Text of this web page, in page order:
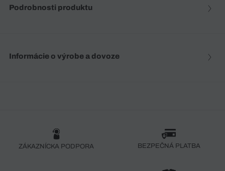
Podrobnosti produktu
Informácie o výrobe a dovoze
ZÁKAZNÍCKA PODPORA BEZPEČNÁ PLATBA